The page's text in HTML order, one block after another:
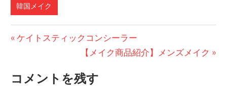
韓国メイク
投
ナ
前
稿:
ケイトスティックコンシーラー
次
投
【メイク商品紹介】メンズメイク
コメントを残す